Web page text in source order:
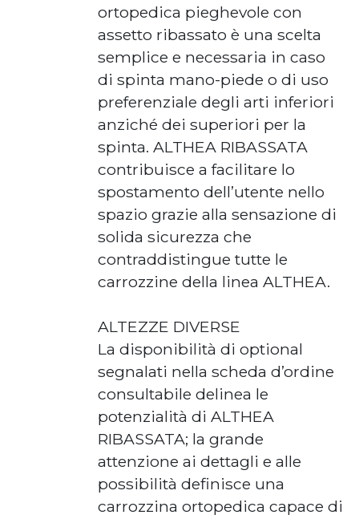
ortopedica pieghevole con
assetto ribassato è una scelta
semplice e necessaria in caso
di spinta mano-piede o di uso
preferenziale degli arti inferiori
anziché dei superiori per la
spinta. ALTHEA RIBASSATA
contribuisce a facilitare lo
spostamento dell’utente nello
spazio grazie alla sensazione di
solida sicurezza che
contraddistingue tutte le
carrozzine della linea ALTHEA.
ALTEZZE DIVERSE
La disponibilità di optional
segnalati nella scheda d’ordine
consultabile delinea le
potenzialità di ALTHEA
RIBASSATA; la grande
attenzione ai dettagli e alle
possibilità definisce una
carrozzina ortopedica capace di